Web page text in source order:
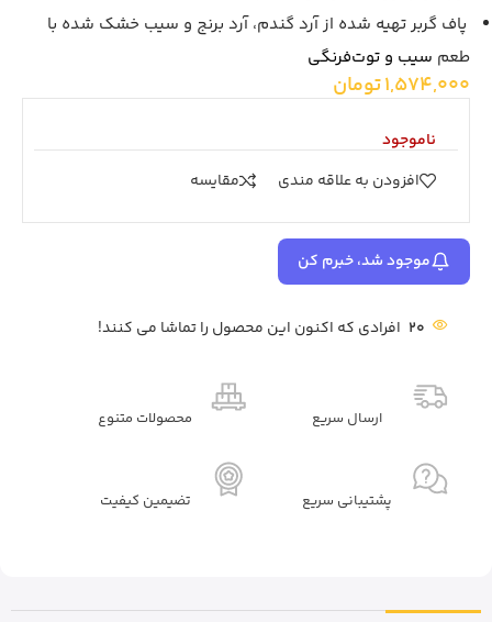
پاف گربر تهیه شده از آرد گندم، آرد برنج و سیب خشک شده با
طعم سیب و توت‌فرنگی
1,574,000تومان
ناموجود
افزودن به علاقه مندی
مقايسه
موجود شد، خبرم کن
20 افرادی که اکنون این محصول را تماشا می کنند!
ارسال سریع محصولات متنوع
پشتیبانی سریع تضیمین کیفیت